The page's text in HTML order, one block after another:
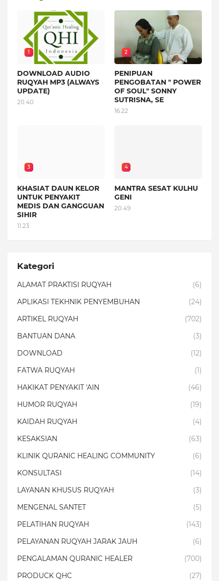
1
DOWNLOAD AUDIO
RUQYAH MP3 (ALWAYS
UPDATE)
20.40
2
PENIPUAN
PENGOBATAN " POWER
OF SOUL" SONNY
SUTRISNA, SE
16.22
3
KHASIAT DAUN KELOR
UNTUK PENYAKIT
MEDIS DAN GANGGUAN
SIHIR
11.23
4
MANTRA SESAT KULHU
GENI
20.49
Kategori
ALAMAT PRAKTISI RUQYAH
(6)
APLIKASI TEKHNIK PENYEMBUHAN
(24)
ARTIKEL RUQYAH
(702)
BANTUAN DANA
(3)
DOWNLOAD
(12)
FATWA RUQYAH
(1)
HAKIKAT PENYAKIT 'AIN
(46)
HUMOR RUQYAH
(19)
KAIDAH RUQYAH
(4)
KESAKSIAN
(63)
KLINIK QURANIC HEALING COMMUNITY
(6)
KONSULTASI
(14)
LAYANAN KHUSUS RUQYAH
(3)
MENGENAL SANTET
(5)
PELATIHAN RUQYAH
(143)
PELAYANAN RUQYAH JARAK JAUH
(6)
PENGALAMAN QURANIC HEALER
(700)
PRODUCK QHC
(27)